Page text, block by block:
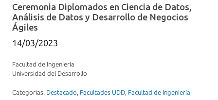
Ceremonia Diplomados en Ciencia de Datos,
Análisis de Datos y Desarrollo de Negocios
Ágiles
14/03/2023
Facultad de Ingeniería
Universidad del Desarrollo
Categorias: Destacado, Facultades UDD, Facultad de Ingeniería